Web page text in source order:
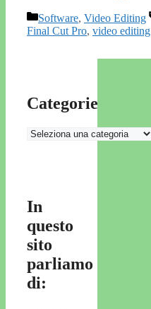
Categorie
Software, Video Editing
Final Cut Pro, video editing
Categorie
Categorie
In
questo
sito
parliamo
di: